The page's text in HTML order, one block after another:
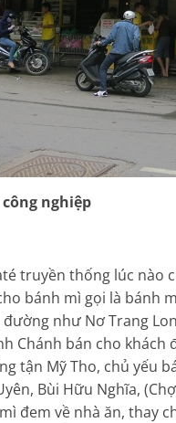
nghiệp
truyền thống lúc nào
bánh mì gọi là bánh
như Nơ Trang
Chánh bán cho
tận Mỹ Tho, chủ yếu
Bùi Hữu Nghĩa,
đem về nhà ăn, thay